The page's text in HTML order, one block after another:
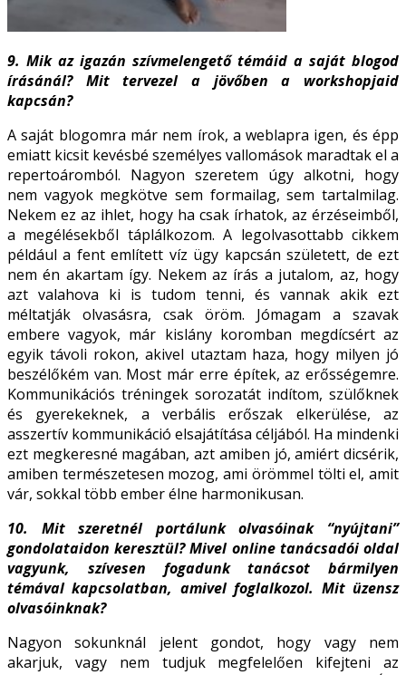
9. Mik az igazán szívmelengető témáid a saját blogod
írásánál? Mit tervezel a jövőbena workshopjaid
kapcsán?
A saját blogomra már nem írok, a weblapra igen, és épp
emiatt kicsit kevésbé személyes vallomások maradtak el a
repertoáromból. Nagyon szeretem úgy alkotni, hogy
nem vagyok megkötve sem formailag, sem tartalmilag.
Nekem ez az ihlet, hogy ha csak írhatok, az érzéseimből,
a megélésekből táplálkozom. A legolvasottabb cikkem
például a fent említett víz ügy kapcsán született, de ezt
nem én akartam így. Nekem az írás a jutalom, az, hogy
azt valahova ki is tudom tenni, és vannak akik ezt
méltatják olvasásra, csak öröm. Jómagam a szavak
embere vagyok, már kislány koromban megdícsért az
egyik távoli rokon, akivel utaztam haza, hogy milyen jó
beszélőkém van. Most már erre építek, az erősségemre.
Kommunikációs tréningek sorozatát indítom, szülőknek
és gyerekeknek, a verbális erőszak elkerülése, az
asszertív kommunikáció elsajátítása céljából. Ha mindenki
ezt megkeresné magában, azt amiben jó, amiért dicsérik,
amiben természetesen mozog, ami örömmel tölti el, amit
vár, sokkal több ember élne harmonikusan.
10. Mit szeretnél portálunk olvasóinak “nyújtani”
gondolataidon keresztül? Mivel online tanácsadói oldal
vagyunk, szívesen fogadunk tanácsot bármilyen
témávalkapcsolatban, amivel foglalkozol. Mit üzensz
olvasóinknak?
Nagyon sokunknál jelent gondot, hogy vagy nem
akarjuk, vagy nem tudjuk megfelelően kifejteni az